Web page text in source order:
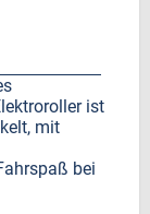
ist
mit
bei